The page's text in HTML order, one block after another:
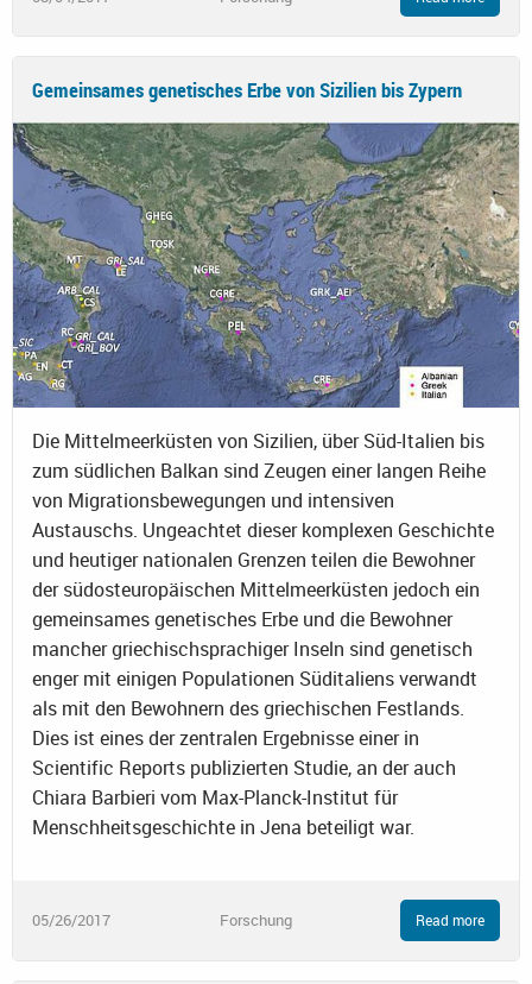
Gemeinsames genetisches Erbe von Sizilien bis Zypern
Die Mittelmeerküsten von Sizilien, über Süd-Italien bis
zum südlichen Balkan sind Zeugen einer langen Reihe
von Migrationsbewegungen und intensiven
Austauschs. Ungeachtet dieser komplexen Geschichte
und heutiger nationalen Grenzen teilen die Bewohner
der südosteuropäischen Mittelmeerküsten jedoch ein
gemeinsames genetisches Erbe und die Bewohner
mancher griechischsprachiger Inseln sind genetisch
enger mit einigen Populationen Süditaliens verwandt
als mit den Bewohnern des griechischen Festlands.
Dies ist eines der zentralen Ergebnisse einer in
Scientific Reports publizierten Studie, an der auch
Chiara Barbieri vom Max-Planck-Institut für
Menschheitsgeschichte in Jena beteiligt war.
05/26/2017 Forschung Read more